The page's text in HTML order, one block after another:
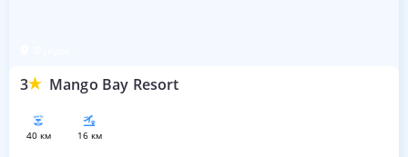
3 Mango Bay Resort
40 км 16 км